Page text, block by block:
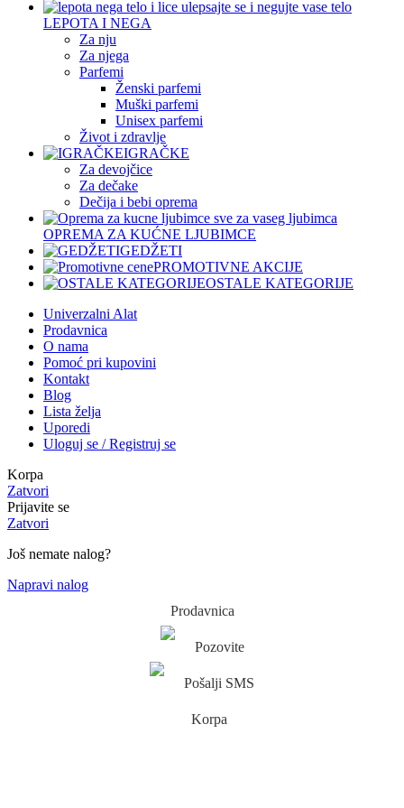
LEPOTA I NEGA
Za nju
Za njega
Parfemi
Ženski parfemi
Muški parfemi
Unisex parfemi
Život i zdravlje
IGRAČKE
Za devojčice
Za dečake
Dečija i bebi oprema
OPREMA ZA KUĆNE LJUBIMCE
GEDŽETI
PROMOTIVNE AKCIJE
OSTALE KATEGORIJE
Univerzalni Alat
Prodavnica
O nama
Pomoć pri kupovini
Kontakt
Blog
Lista želja
Uporedi
Uloguj se / Registruj se
Korpa
Zatvori
Prijavite se
Zatvori
Još nemate nalog?
Napravi nalog
Prodavnica
Pozovite
Pošalji SMS
Korpa